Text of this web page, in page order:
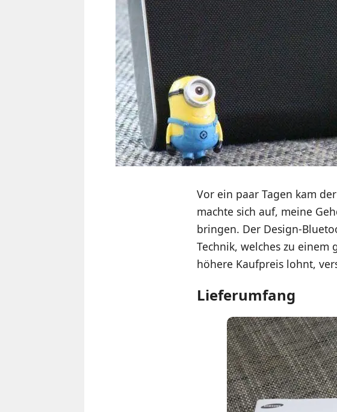
Vor ein paar Tagen kam
machte sich auf, meine
bringen. Der Design-
Technik, welches zu einem
höhere Kaufpreis lohnt,
Lieferumfang